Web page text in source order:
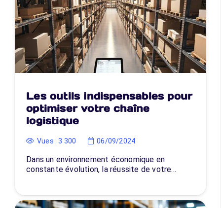
Les outils indispensables pour
optimiser votre chaîne
logistique
Vues :3 300 06/09/2024
Dans un environnement économique en
constante évolution, la réussite de votre…